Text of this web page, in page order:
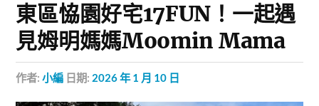
東區恊園好宅17FUN！一起遇
見姆明媽媽Moomin Mama
作者:小編 日期: 2026 年 1 月 10 日